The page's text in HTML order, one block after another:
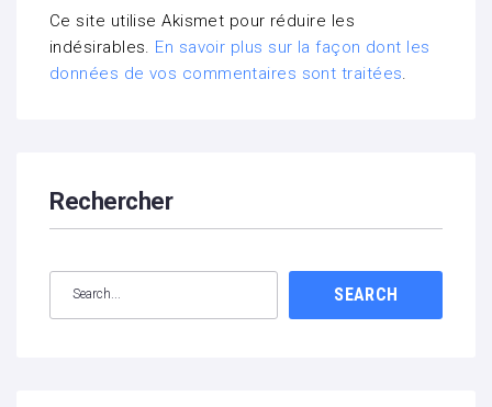
Ce site utilise Akismet pour réduire les
indésirables. En savoir plus sur la façon dont les
données de vos commentaires sont traitées.
Rechercher
SEARCH